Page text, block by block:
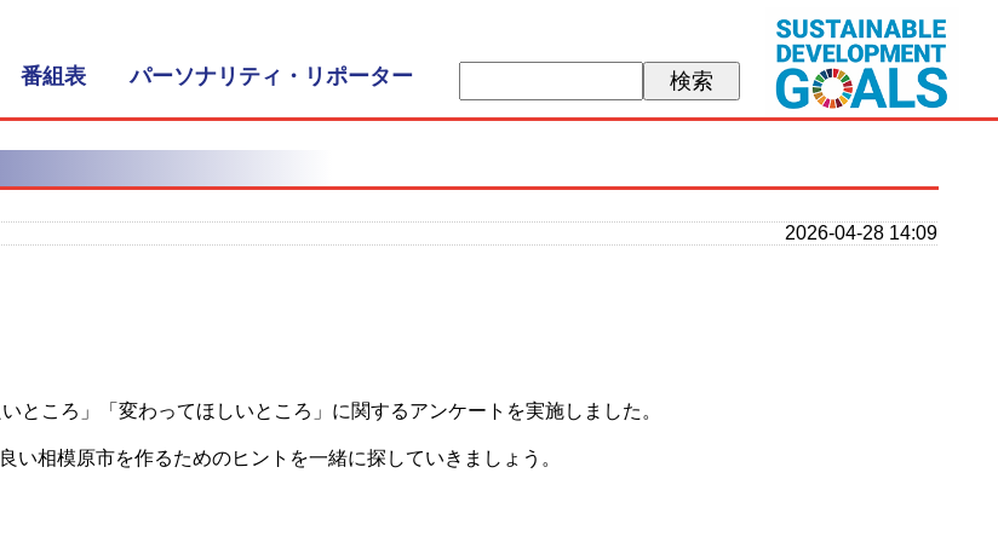
番組表 パーソナリティ・リポーター
2026-04-28 14:09
ところ」「変わってほしいところ」に関するアンケートを実施しました。
相模原市を作るためのヒントを一緒に探していきましょう。